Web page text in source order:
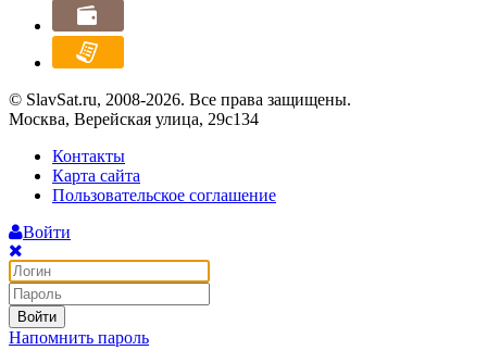
© SlavSat.ru, 2008-2026. Все права защищены.
Москва, Верейская улица, 29с134
Контакты
Карта сайта
Пользовательское соглашение
Войти
Войти
Напомнить пароль